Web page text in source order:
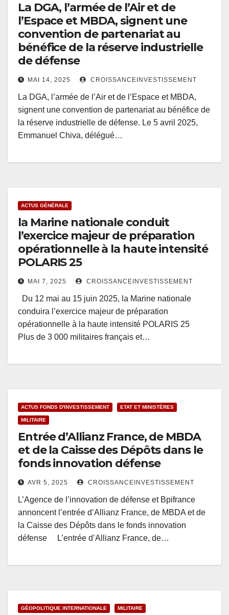
La DGA, l’armée de l’Air et de
l’Espace et MBDA, signent une
convention de partenariat au
bénéfice de la réserve industrielle
de défense
MAI 14, 2025 CROISSANCEINVESTISSEMENT
La DGA, l’armée de l’Air et de l’Espace et MBDA,
signent une convention de partenariat au bénéfice de
la réserve industrielle de défense. Le 5 avril 2025,
Emmanuel Chiva, délégué…
ACTUS GÉNÉRALE
la Marine nationale conduit
l’exercice majeur de préparation
opérationnelle à la haute intensité
POLARIS 25
MAI 7, 2025 CROISSANCEINVESTISSEMENT
Du 12 mai au 15 juin 2025, la Marine nationale
conduira l’exercice majeur de préparation
opérationnelle à la haute intensité POLARIS 25
Plus de 3 000 militaires français et…
ACTUS FONDS D'INVESTISSEMENT ETAT ET MINISTÈRES
MILITAIRE
Entrée d’Allianz France, de MBDA
et de la Caisse des Dépôts dans le
fonds innovation défense
AVR 5, 2025 CROISSANCEINVESTISSEMENT
L’Agence de l’innovation de défense et Bpifrance
annoncent l’entrée d’Allianz France, de MBDA et de
la Caisse des Dépôts dans le fonds innovation
défense L’entrée d’Allianz France, de…
GÉOPOLITIQUE INTERNATIONALE MILITAIRE